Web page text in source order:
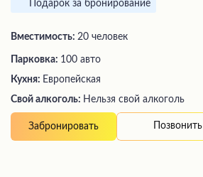
Подарок за бронирование
Вместимость: 20 человек
Парковка: 100 авто
Кухня: Европейская
Свой алкоголь: Нельзя свой алкоголь
Забронировать Позвонить